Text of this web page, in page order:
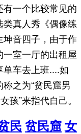
一个比较常见的
真人秀《偶像练
音四子，由于作
室一厅的出租屋
车去上班....如
之为“贫民窟男
孩”来指代自己。
民 贫民窟 女